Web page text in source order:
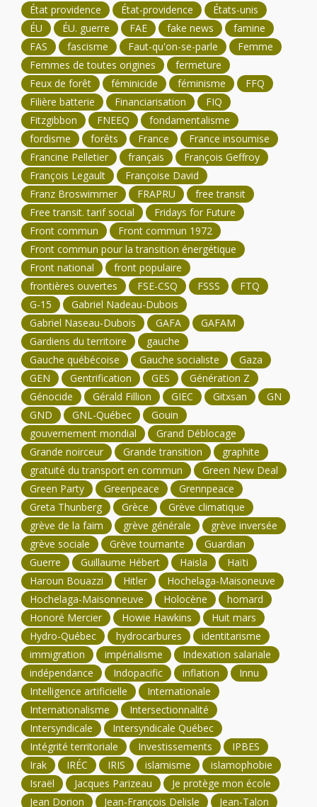
État providence
État-providence
États-unis
ÉU
ÉU. guerre FAE fake news
famine
FAS
fascisme Faut-qu'on-se-parle
Femme
Femmes de toutes origines
fermeture
Feux de forêt
féminicide féminisme
FFQ
Filière batterie
Financiarisation
FIQ
Fitzgibbon
FNEEQ
fondamentalisme
fordisme
forêts France
France insoumise
Francine Pelletier
français
François Geffroy
François Legault
Françoise David
Franz Broswimmer
FRAPRU
free transit
Free transit. tarif social
Fridays for Future
Front commun
Front commun 1972
Front commun pour la transition énergétique
Front national
front populaire
frontières ouvertes
FSE-CSQ FSSS
FTQ
G-15
Gabriel Nadeau-Dubois
Gabriel Naseau-Dubois
GAFA
GAFAM
Gardiens du territoire
gauche
Gauche québécoise
Gauche socialiste
Gaza
GEN
Gentrification GES
Génération Z
Génocide
Gérald Fillion GIEC Gitxsan
GN
GND
GNL-Québec
Gouin
gouvernement mondial
Grand Déblocage
Grande noirceur
Grande transition
graphite
gratuité du transport en commun
Green New Deal
Green Party
Greenpeace
Grennpeace
Greta Thunberg
Grèce
Grève climatique
grève de la faim
grève générale
grève inversée
grève sociale
Grève tournante
Guardian
Guerre
Guillaume Hébert Haisla
Haïti
Haroun Bouazzi
Hitler
Hochelaga-Maisoneuve
Hochelaga-Maisonneuve
Holocène
homard
Honoré Mercier
Howie Hawkins
Huit mars
Hydro-Québec
hydrocarbures
identitarisme
immigration
impérialisme
Indexation salariale
indépendance
Indopacific inflation
Innu
Intelligence artificielle
Internationale
Internationalisme
Intersectionnalité
Intersyndicale
Intersyndicale Québec
Intégrité territoriale
Investissements
IPBES
Irak
IRÉC IRIS islamisme
islamophobie
Israël
Jacques Parizeau
Je protège mon école
Jean Dorion
Jean-François Delisle Jean-Talon